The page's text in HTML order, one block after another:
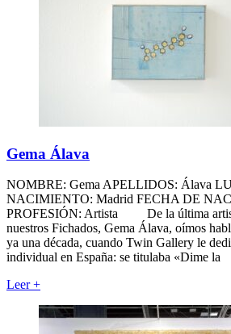
Gema Álava
NOMBRE: Gema APELLIDOS: Álava
NACIMIENTO: Madrid FECHA DE
PROFESIÓN: Artista De la última
nuestros Fichados, Gema Álava, oímos
ya una década, cuando Twin Gallery le
individual en España: se titulaba «Dime la
Leer+